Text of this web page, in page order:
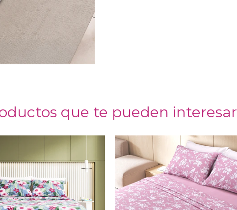
que te pueden interesar